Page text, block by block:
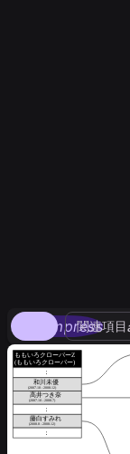
compress
関連項目